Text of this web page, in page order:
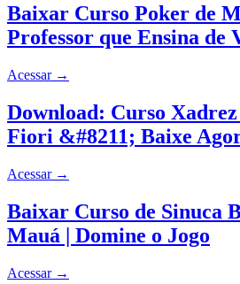
Baixar Curso Poker de
Professor que Ensina de
Acessar →
Download: Curso
Fiori &#8211; Baixe
Acessar →
Baixar Curso de Sinuca
Mauá | Domine o Jogo
Acessar →